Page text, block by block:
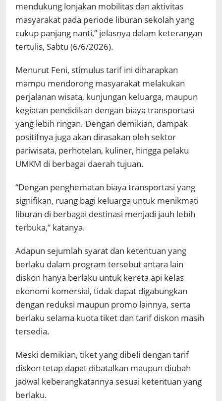
mendukung lonjakan mobilitas dan aktivitas
masyarakat pada periode liburan sekolah yang
cukup panjang nanti,” jelasnya dalam keterangan
tertulis, Sabtu (6/6/2026).
Menurut Feni, stimulus tarif ini diharapkan
mampu mendorong masyarakat melakukan
perjalanan wisata, kunjungan keluarga, maupun
kegiatan pendidikan dengan biaya transportasi
yang lebih ringan. Dengan demikian, dampak
positifnya juga akan dirasakan oleh sektor
pariwisata, perhotelan, kuliner, hingga pelaku
UMKM di berbagai daerah tujuan.
“Dengan penghematan biaya transportasi yang
signifikan, ruang bagi keluarga untuk menikmati
liburan di berbagai destinasi menjadi jauh lebih
terbuka,” katanya.
Adapun sejumlah syarat dan ketentuan yang
berlaku dalam program tersebut antara lain
diskon hanya berlaku untuk kereta api kelas
ekonomi komersial, tidak dapat digabungkan
dengan reduksi maupun promo lainnya, serta
berlaku selama kuota tiket dan tarif diskon masih
tersedia.
Meski demikian, tiket yang dibeli dengan tarif
diskon tetap dapat dibatalkan maupun diubah
jadwal keberangkatannya sesuai ketentuan yang
berlaku.